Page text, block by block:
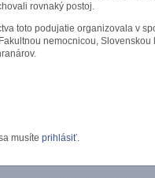
rovnaký postoj.
toto podujatie organizovala v
nemocnicou, Slovenskou
musíte prihlásiť.